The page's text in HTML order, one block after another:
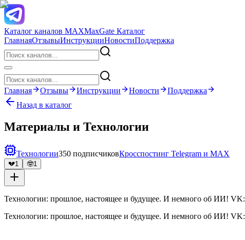
Каталог каналов MAXMaxGate Каталог
ГлавнаяОтзывыИнструкцииНовостиПоддержка
Главная Отзывы Инструкции Новости
Поддержка
Назад в каталог
Материалы и Технологии
Технологии350 подписчиковКросспостинг Telegram и MAX
💔1 🤓1
Технологии: прошлое, настоящее и будущее. И немного об ИИ! VK:
Технологии: прошлое, настоящее и будущее. И немного об ИИ! VK: